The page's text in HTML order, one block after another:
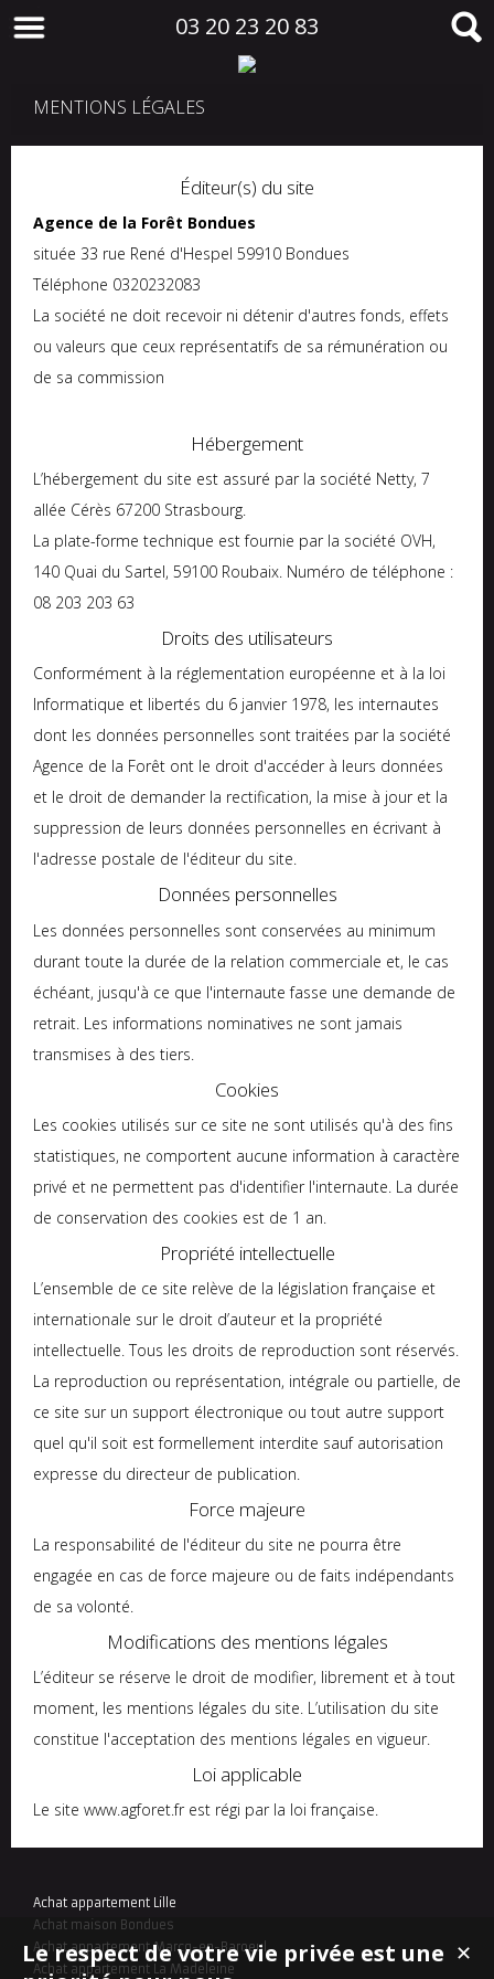
03 20 23 20 83
MENTIONS LÉGALES
Éditeur(s) du site
Agence de la Forêt Bondues
située 33 rue René d'Hespel 59910 Bondues
Téléphone 0320232083
La société ne doit recevoir ni détenir d'autres fonds, effets
ou valeurs que ceux représentatifs de sa rémunération ou
de sa commission
Hébergement
L’hébergement du site est assuré par la société Netty, 7
allée Cérès 67200 Strasbourg.
La plate-forme technique est fournie par la société OVH,
140 Quai du Sartel, 59100 Roubaix. Numéro de téléphone :
08 203 203 63
Droits des utilisateurs
Conformément à la réglementation européenne et à la loi
Informatique et libertés du 6 janvier 1978, les internautes
dont les données personnelles sont traitées par la société
Agence de la Forêt ont le droit d'accéder à leurs données
et le droit de demander la rectification, la mise à jour et la
suppression de leurs données personnelles en écrivant à
l'adresse postale de l'éditeur du site.
Données personnelles
Les données personnelles sont conservées au minimum
durant toute la durée de la relation commerciale et, le cas
échéant, jusqu'à ce que l'internaute fasse une demande de
retrait. Les informations nominatives ne sont jamais
transmises à des tiers.
Cookies
Les cookies utilisés sur ce site ne sont utilisés qu'à des fins
statistiques, ne comportent aucune information à caractère
privé et ne permettent pas d'identifier l'internaute. La durée
de conservation des cookies est de 1 an.
Propriété intellectuelle
L’ensemble de ce site relève de la législation française et
internationale sur le droit d’auteur et la propriété
intellectuelle. Tous les droits de reproduction sont réservés.
La reproduction ou représentation, intégrale ou partielle, de
ce site sur un support électronique ou tout autre support
quel qu'il soit est formellement interdite sauf autorisation
expresse du directeur de publication.
Force majeure
La responsabilité de l'éditeur du site ne pourra être
engagée en cas de force majeure ou de faits indépendants
de sa volonté.
Modifications des mentions légales
L’éditeur se réserve le droit de modifier, librement et à tout
moment, les mentions légales du site. L’utilisation du site
constitue l'acceptation des mentions légales en vigueur.
Loi applicable
Le site www.agforet.fr est régi par la loi française.
Achat appartement Lille
Achat maison Bondues
Achat appartement Marcq-en-Baroeul
Achat appartement La Madeleine
✕
Le respect de votre vie privée est une